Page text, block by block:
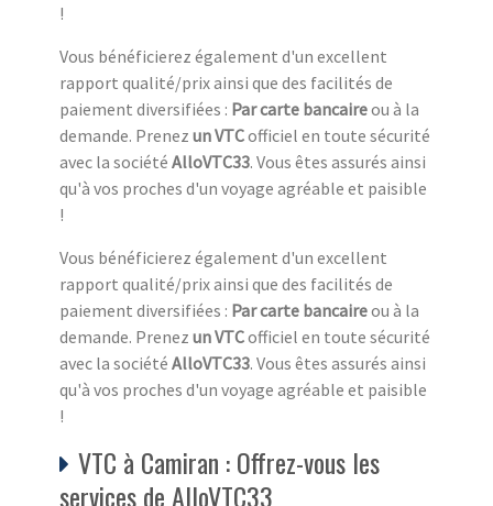
!
Vous bénéficierez également d'un excellent
rapport qualité/prix ainsi que des facilités de
paiement diversifiées : Par carte bancaireou à la
demande. Prenez un VTCofficiel en toute sécurité
avec la société AlloVTC33. Vous êtes assurés ainsi
qu'à vos proches d'un voyage agréable et paisible
!
Vous bénéficierez également d'un excellent
rapport qualité/prix ainsi que des facilités de
paiement diversifiées : Par carte bancaireou à la
demande. Prenez un VTCofficiel en toute sécurité
avec la société AlloVTC33. Vous êtes assurés ainsi
qu'à vos proches d'un voyage agréable et paisible
!
VTC à Camiran : Offrez-vous les
services de AlloVTC33